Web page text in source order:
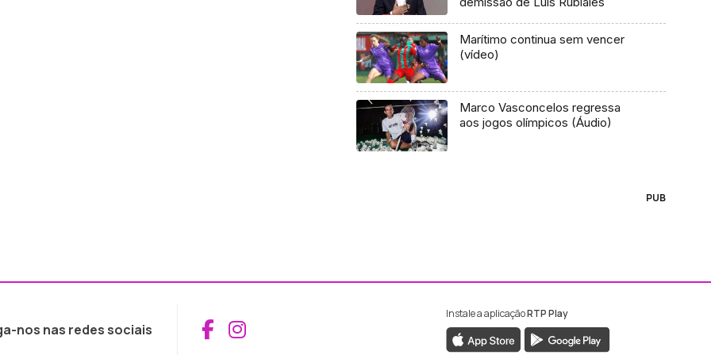
Marítimo continua sem vencer
(vídeo)
Marco Vasconcelos regressa
aos jogos olímpicos (Áudio)
PUB
nos nas redes sociais Aceder ao Facebook da RTP Madeira
Aceder ao Instagram da RTP Madeira
Instale a aplicaçãoRTP Play